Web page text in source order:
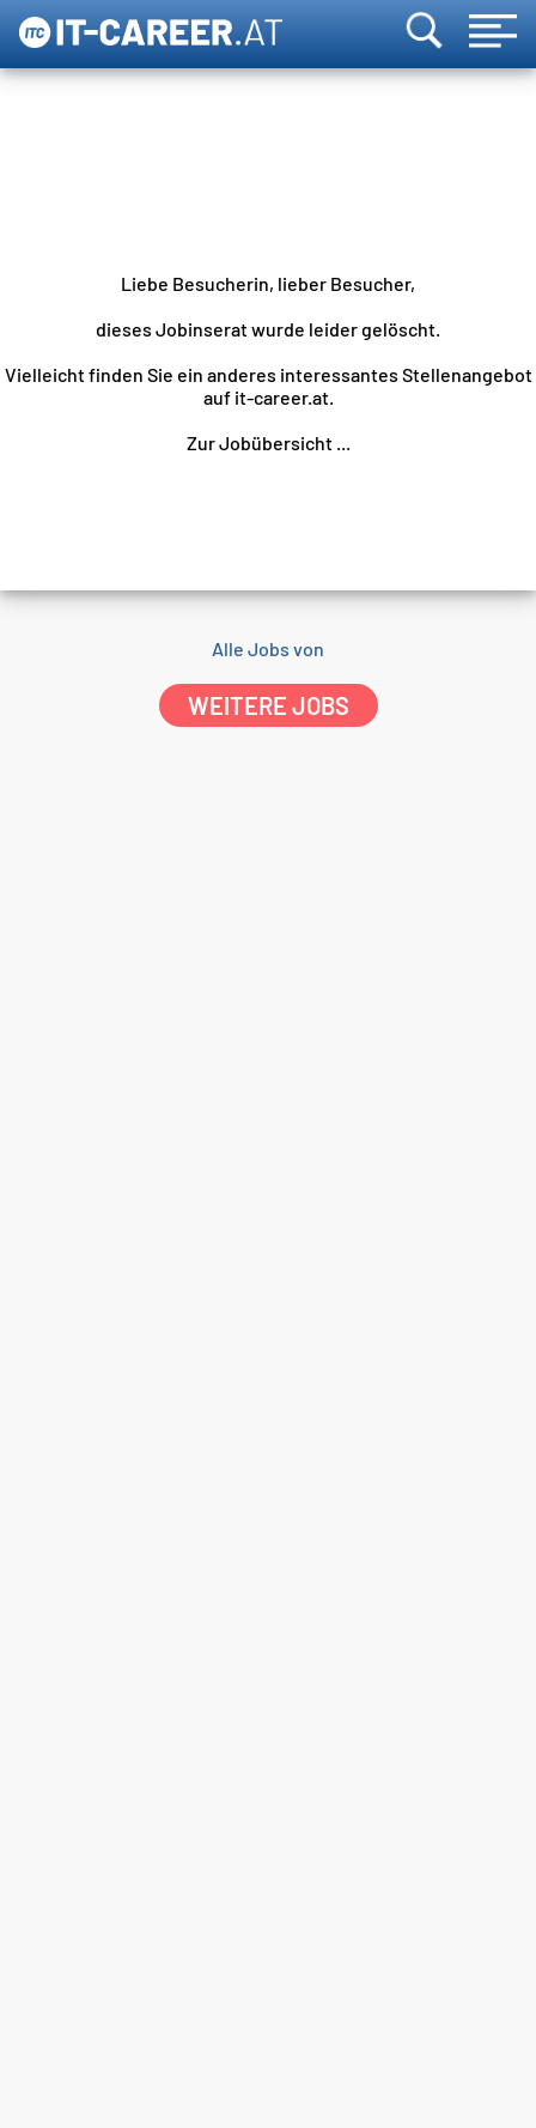
Liebe Besucherin, lieber Besucher,
dieses Jobinserat wurde leider gelöscht.
Vielleicht finden Sie ein anderes interessantes Stellenangebot
auf it-career.at.
Zur Jobübersicht ...
Alle Jobs von
WEITERE JOBS